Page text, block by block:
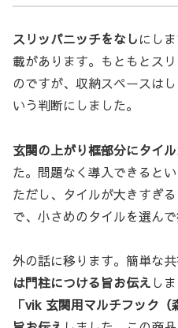
スリッパニッチをなしにし
載があります。もともとス
のですが、収納スペースは
いう判断にしました。
玄関の上がり框部分にタイ
た。問題なく導入できると
ただし、タイルが大きすぎ
で、小さめのタイルを選ん
外の話に移ります。簡単な共
は門柱につける旨お伝え し
「vik 玄関用マルチフック